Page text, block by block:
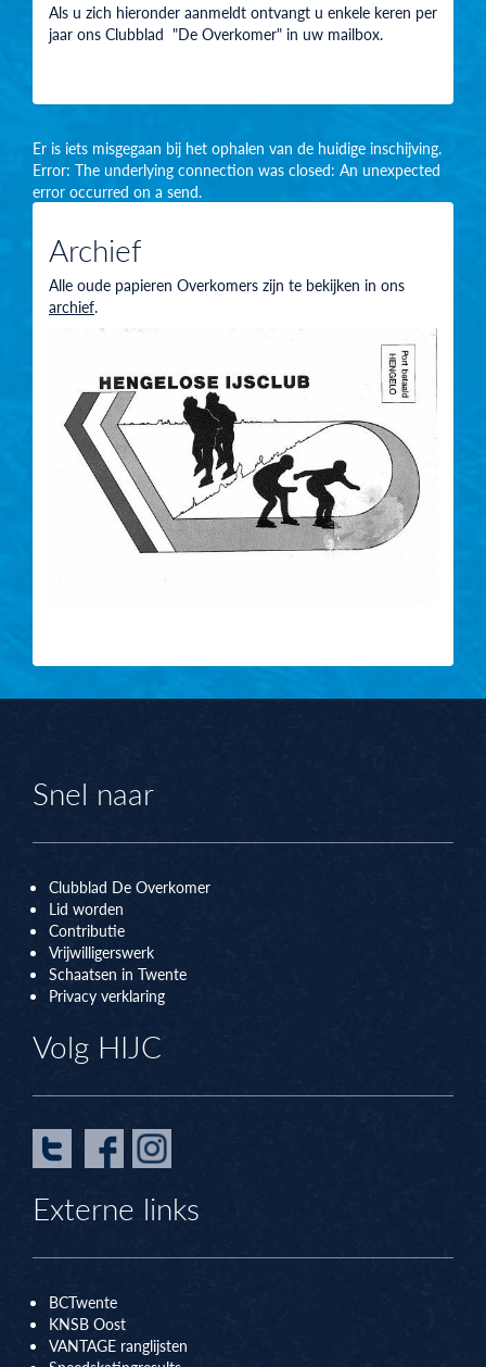
Als u zich hieronder aanmeldt ontvangt u enkele keren per
jaar ons Clubblad "De Overkomer" in uw mailbox.
Er is iets misgegaan bij het ophalen van de huidige inschijving.
Error: The underlying connection was closed: An unexpected
error occurred on a send.
Archief
Alle oude papieren Overkomers zijn te bekijken in ons
archief.
Snel naar
Clubblad De Overkomer
Lid worden
Contributie
Vrijwilligerswerk
Schaatsen in Twente
Privacy verklaring
Volg HIJC
Externe links
BCTwente
KNSB Oost
VANTAGE ranglijsten